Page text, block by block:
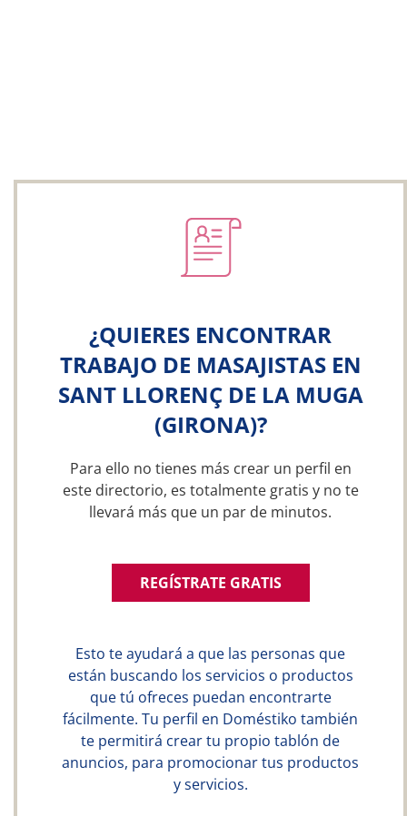
¿QUIERES ENCONTRAR
TRABAJO DE MASAJISTAS EN
SANT LLORENÇ DE LA MUGA
(GIRONA)?
Para ello no tienes más crear un perfil en
este directorio, es totalmente gratis y no te
llevará más que un par de minutos.
REGÍSTRATE GRATIS
Esto te ayudará a que las personas que
están buscando los servicios o productos
que tú ofreces puedan encontrarte
fácilmente. Tu perfil en Doméstiko también
te permitirá crear tu propio tablón de
anuncios, para promocionar tus productos
y servicios.